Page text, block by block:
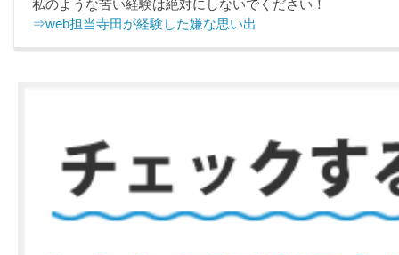
私のような苦い経験は絶対にしないでください！
⇒web担当寺田が経験した嫌な思い出